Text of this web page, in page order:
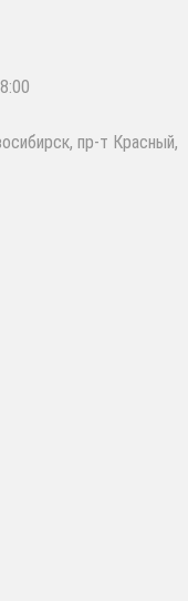
, пр-т Красный,